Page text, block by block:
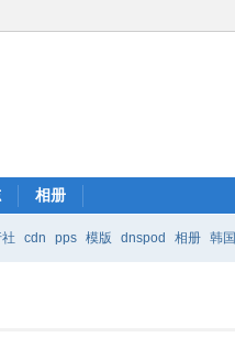
相册
cdn pps 模版 dnspod 相册 韩国